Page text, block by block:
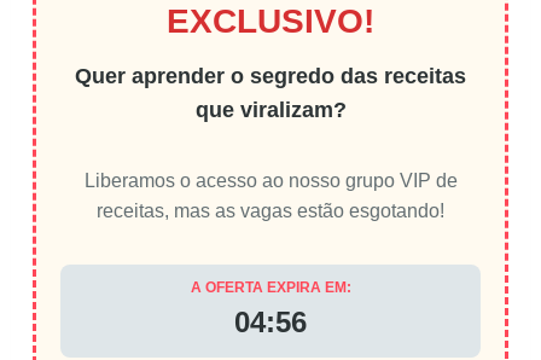
EXCLUSIVO!
Quer aprender o segredo das receitas
que viralizam?
Liberamos o acesso ao nosso grupo VIP de
receitas, mas as vagas estão esgotando!
A OFERTA EXPIRA EM:
04:55